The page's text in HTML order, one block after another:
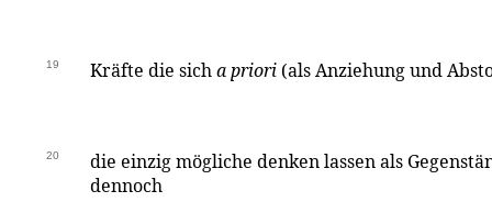
19 Kräfte die sicha priori (als Anziehung und
20
die einzig mögliche denken lassen als
dennoch